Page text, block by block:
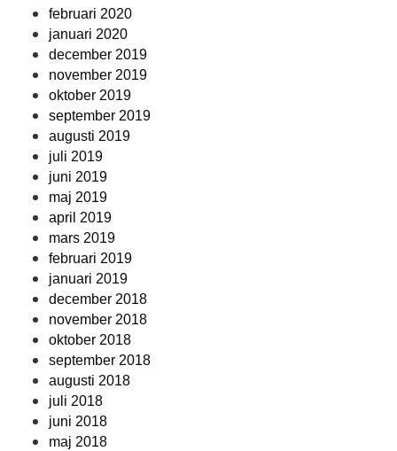
februari 2020
januari 2020
december 2019
november 2019
oktober 2019
september 2019
augusti 2019
juli 2019
juni 2019
maj 2019
april 2019
mars 2019
februari 2019
januari 2019
december 2018
november 2018
oktober 2018
september 2018
augusti 2018
juli 2018
juni 2018
maj 2018